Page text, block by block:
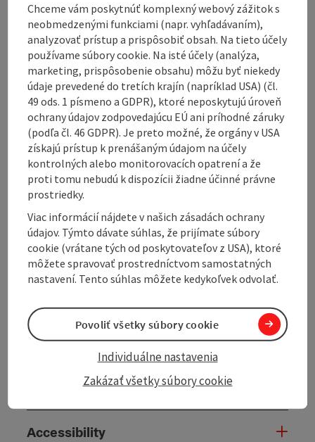
This varied gravel tour combines asphalt, gravel and
natural paths to create a flowing rhythm that is
rewarded with short technical climbs, wide views and a
constant panorama of the Alps.
This gravel tour is exactly what you would expect from
a successful tour. Sometimes you roll over asphalt,
sometimes over firm gravel or natural forest floor.
Some of the meadow paths are well worn, others are a
little more challenging, which gives the tour an
appealing rhythm. Some of the technical climbs are
short and demanding, but are immediately rewarded
with sweeping views over beautiful farms and ...
Display complete description
Arrival
Suitability
Accessibility
Chceme vám poskytnúť komplexný webový zážitok s
neobmedzenými funkciami (napr. vyhľadávaním),
analyzovať prístup a prispôsobiť obsah. Na tieto účely
používame súbory cookie. Na isté účely (analýza,
marketing, prispôsobenie obsahu) môžu byť niekedy
údaje prevedené do tretích krajín (napríklad USA) (čl.
49 ods. 1 písmeno a GDPR), ktoré neposkytujú úroveň
ochrany údajov zodpovedajúcu EÚ ani príhodné záruky
(podľa čl. 46 GDPR). Je preto možné, že orgány v USA
získajú prístup k prenášaným údajom na účely
kontrolných alebo monitorovacích opatrení a že
proti tomu nebudú k dispozícii žiadne účinné právne
prostriedky.
Viac informácií nájdete v našich zásadách ochrany
údajov. Týmto dávate súhlas, že prijímate súbory
cookie (vrátane tých od poskytovateľov z USA), ktoré
môžete spravovať prostredníctvom samostatných
nastavení. Tento súhlas môžete kedykoľvek odvolať.
Zakázať všetky súbory cookie
Individuálne nastavenia
Povoliť všetky súbory cookie